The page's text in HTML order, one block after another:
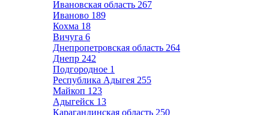
Ивановская область 267
Иваново 189
Кохма 18
Вичуга 6
Днепропетровская область 264
Днепр 242
Подгородное 1
Республика Адыгея 255
Майкоп 123
Адыгейск 13
Карагандинская область 250